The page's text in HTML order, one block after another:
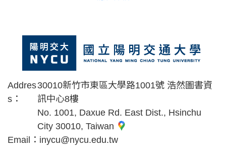
Addres
s：
30010新竹市東區大學路1001號 浩然圖書資
訊中心8樓
No. 1001, Daxue Rd. East Dist., Hsinchu
City 30010, Taiwan
Email： inycu@nycu.edu.tw